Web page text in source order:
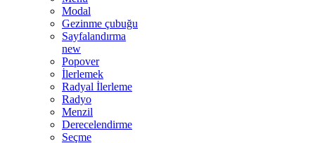
Modal
Gezinme çubuğu
Sayfalandırma
new
Popover
İlerlemek
Radyal İlerleme
Radyo
Menzil
Derecelendirme
Seçme